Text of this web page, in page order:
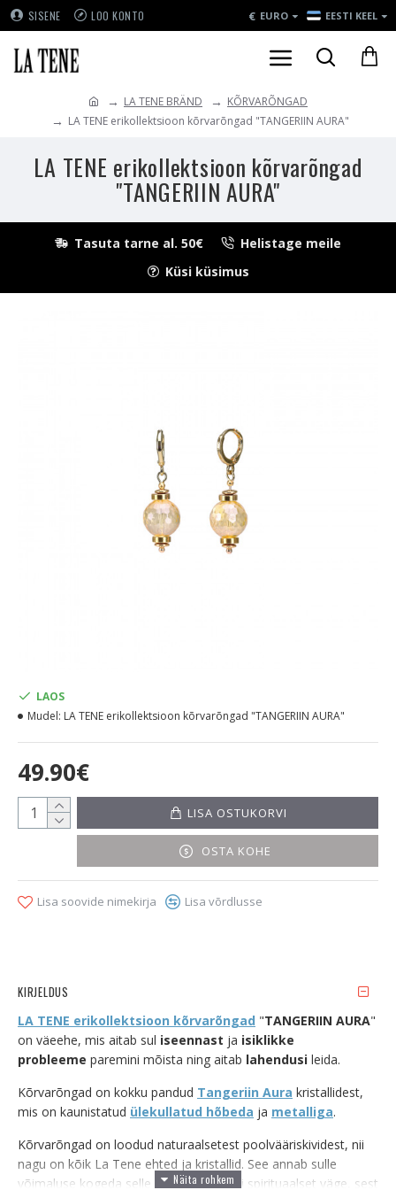
SISENE LOO KONTO € EURO EESTI KEEL
LA TENE BRÄND
KÕRVARÕNGAD
LA TENE erikollektsioon kõrvarõngad "TANGERIIN AURA"
LA TENE erikollektsioon kõrvarõngad
"TANGERIIN AURA"
Tasuta tarne al. 50€
Helistage meile
Küsi küsimus
49.90€
LAOS
Mudel: LA TENE erikollektsioon kõrvarõngad "TANGERIIN AURA"
LISA OSTUKORVI
OSTA KOHE
Lisa soovide nimekirja Lisa võrdlusse
KIRJELDUS
LA TENE erikollektsioon kõrvarõngad "TANGERIIN AURA"
on väeehe, mis aitab sul iseennast ja isiklikke
probleeme paremini mõista ning aitab lahendusi leida.
Kõrvarõngad on kokku pandud Tangeriin Aura kristallidest,
mis on kaunistatud ülekullatud hõbeda ja metalliga.
Kõrvarõngad on loodud naturaalsetest poolvääriskividest, nii
nagu on kõik La Tene ehted ja kristallid. See annab sulle
võimaluse kogeda selle imeilusa kristalli spirituaalset väge, sest